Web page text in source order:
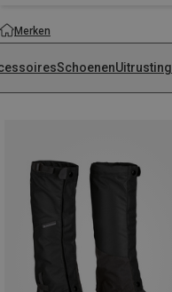
Merken
SchoenenUitrusting